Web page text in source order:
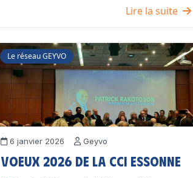
Lire la suite
Le réseau GEYVO
6 janvier 2026 Geyvo
Voeux 2026 de la CCI Essonne